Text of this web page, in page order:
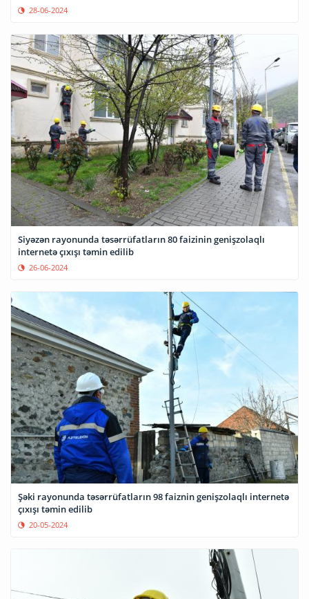
28-06-2024
Siyəzən rayonunda təsərrüfatların 80 faizinin genişzolaqlı
internetə çıxışı təmin edilib
26-06-2024
Şəki rayonunda təsərrüfatların 98 faiznin genişzolaqlı internetə
çıxışı təmin edilib
20-05-2024